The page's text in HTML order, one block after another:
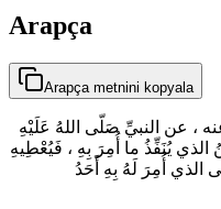
Arapça
Arapça metnini kopyala
، عن النبيِّ صَلّى اللهُ عَلَيْهِ
يُنَفِّذُ ما أُمِرَ بِهِ ، فَيُعْطِيهِ
الذي أُمِرَ لَهُ بِهِ أَحَدُ